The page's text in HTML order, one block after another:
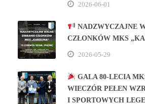
2026-06-01
NADZWYCZAJNE
CZŁONKÓW MKS
2026-05-29
GALA 80‑LECIA
WIECZÓR PEŁEN
I SPORTOWYCH